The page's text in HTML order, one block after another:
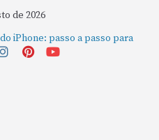
de 2026
iPhone: passo a passo para